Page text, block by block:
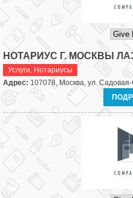
НОТАРИУС Г. МОСКВЫ
Услуги, Нотариусы
Адрес:107078, Москва, ул. Садовая-